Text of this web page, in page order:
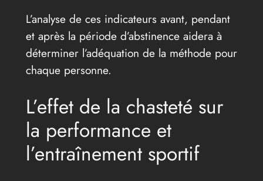
L’analyse de ces indicateurs avant, pendant
et après la période d’abstinence aidera à
déterminer l’adéquation de la méthode pour
chaque personne.
L’effet de la chasteté sur
la performance et
l’entraînement sportif